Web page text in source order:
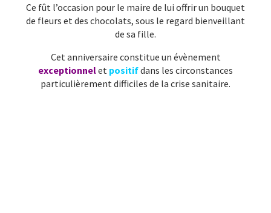
Ce fût l’occasion pour le maire de lui offrir un bouquet
de fleurs et des chocolats, sous le regard bienveillant
de sa fille.
Cet anniversaire constitue un évènement
exceptionnelet positifdans les circonstances
particulièrement difficiles de la crise sanitaire.